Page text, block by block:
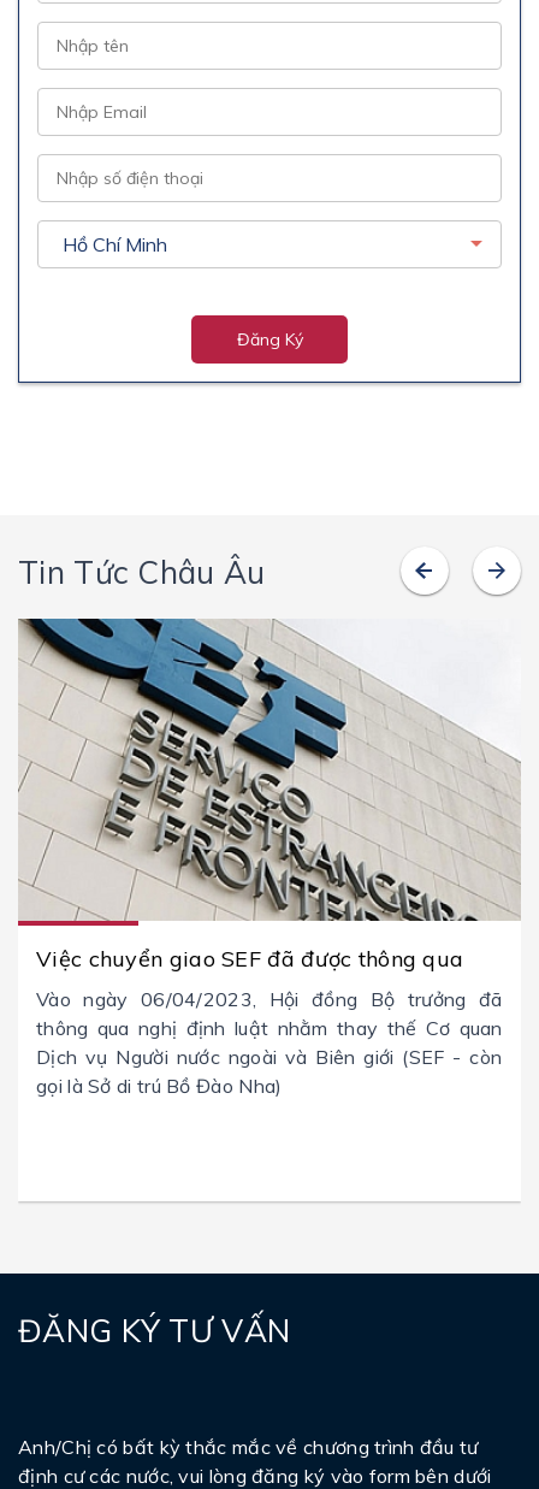
Đăng Ký
Tin Tức Châu Âu
Việc chuyển giao SEF đã được thông qua
Vào ngày 06/04/2023, Hội đồng Bộ trưởng đã
thông qua nghị định luật nhằm thay thế Cơ quan
Dịch vụ Người nước ngoài và Biên giới (SEF - còn
gọi là Sở di trú Bồ Đào Nha)
ĐĂNG KÝ TƯ VẤN
Anh/Chị có bất kỳ thắc mắc về chương trình đầu tư
định cư các nước, vui lòng đăng ký vào form bên dưới